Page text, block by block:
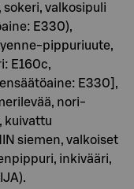
valkosipuli
E330),
pippuriuute,
E160c,
E330],
nori-
kuivattu
siemen, valkoiset
inkivääri,